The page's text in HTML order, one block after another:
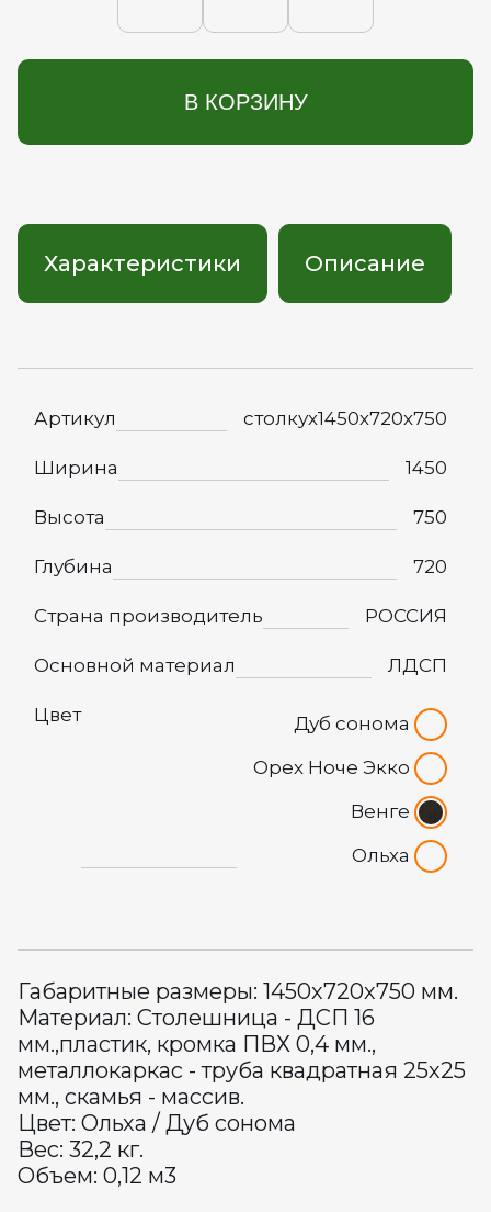
В КОРЗИНУ
Характеристики Описание
Артикул столкух1450х720х750
Ширина 1450
Высота 750
Глубина 720
Страна производитель РОССИЯ
Основной материал ЛДСП
Цвет
Дуб сонома
Орех Ноче Экко
Венге
Ольха
Габаритные размеры: 1450х720х750 мм.
Материал: Столешница - ДСП 16
мм.,пластик, кромка ПВХ 0,4 мм.,
металлокаркас - труба квадратная 25х25
мм., скамья - массив.
Цвет: Ольха / Дуб сонома
Вес: 32,2 кг.
Объем: 0,12 м3